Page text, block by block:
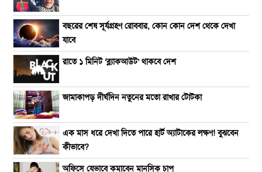
বছরের শেষ সূর্যগ্রহণ রোববার, কোন কোন দেশ থেকে দেখা
যাবে
রাতে ১ মিনিট ‘ব্ল্যাকআউট’ থাকবে দেশ
জামাকাপড় দীর্ঘদিন নতুনের মতো রাখার টোটকা
এক মাস ধরে দেখা দিতে পারে হার্ট অ্যাটাকের লক্ষণ! বুঝবেন
কীভাবে?
অফিসে যেভাবে কমাবেন মানসিক চাপ